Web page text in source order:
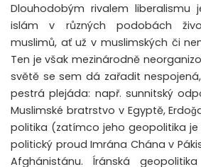
Dlouhodobým rivalem liberalismu
islám v různých podobách
muslimů, ať už v muslimských či
Ten je však mezinárodně
světě se sem dá zařadit
pestrá plejáda: např. sunnitský
Muslimské bratrstvo v Egyptě,
politika (zatímco jeho geopolitika
politický proud Imrána Chána v
Afghánistánu. Íránská